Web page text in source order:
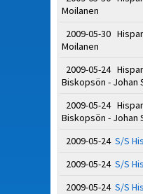
Moilanen
2009-05-30
Moilanen
2009-05-24
Biskopsön - Johan
2009-05-24
Biskopsön - Johan
2009-05-24 S/S
2009-05-24 S/S
2009-05-24 S/S